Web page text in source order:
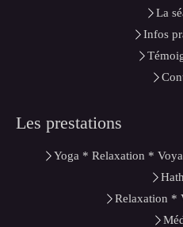
La
Infos
Les prestations
Yoga * Relaxation *
Relaxation *